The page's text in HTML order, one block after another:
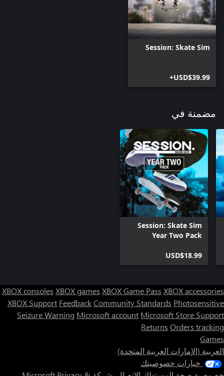
Session: Skate Sim
USD$39.99+
مضمنة في
Session: Skate Sim
Year Two Pack
USD$18.99
XBOX consoles XBOX games XBOX Game Pass XBOX accessories
XBOX Support FeedbackCommunity Standards Photosensitive
Seizure Warning Microsoft account Microsoft Store Support
Returns Orders tracking
Games
العربية (الإمارات العربية المتحدة)
خيارات خصوصيتك